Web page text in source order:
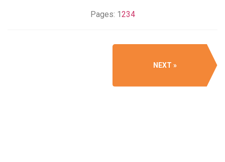
Pages: 1234
NEXT